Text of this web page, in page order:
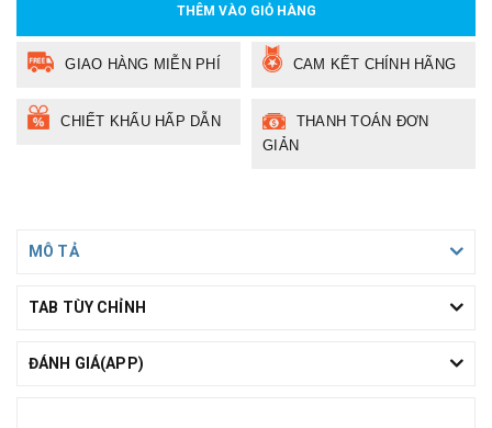
THÊM VÀO GIỎ HÀNG
GIAO HÀNG MIỄN PHÍ CAM KẾT CHÍNH HÃNG
CHIẾT KHẤU HẤP DẪN
THANH TOÁN ĐƠN
GIẢN
MÔ TẢ
TAB TÙY CHỈNH
ĐÁNH GIÁ(APP)